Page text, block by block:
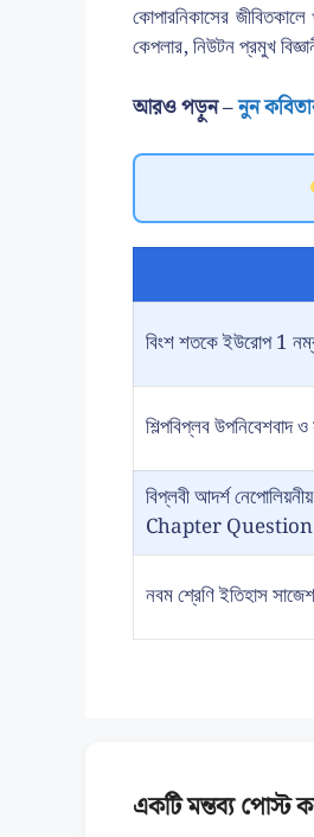
কোপারনিকাসের
কেপলার, নিউটন প্রমুখ
আরও পড়ুন –নুন
বিংশ শতকে ইউরোপ 1
শিল্পবিপ্লব
বিপ্লবী আদর্শ
Chapter
নবম শ্রেণি ইতিহাস